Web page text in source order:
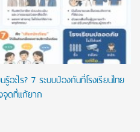
รู้อะไร? 7 ระบบป้องกันที่โรงเรียนไทย
จุดที่แก้ยาก